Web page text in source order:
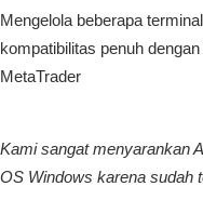
Mengelola beberapa
kompatibilitas penuh
MetaTrader
Kami sangat menyarankan
OS Windows karena sudah